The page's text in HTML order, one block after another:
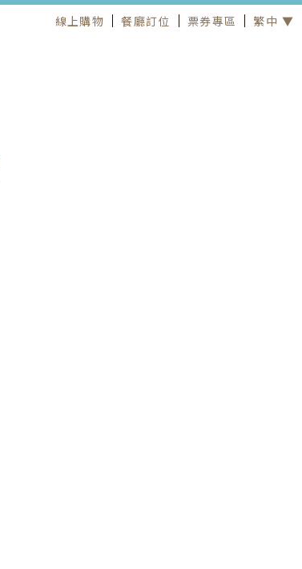
線上購物 餐廳訂位 票券專區 繁中 ▼